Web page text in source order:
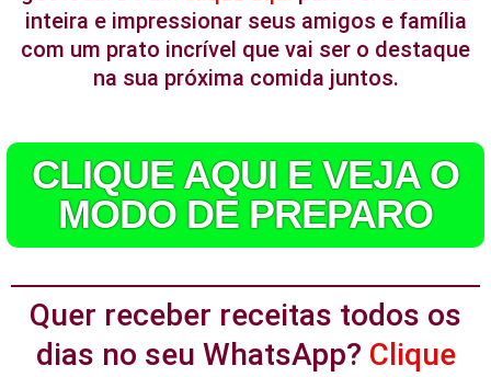
inteira e impressionar seus amigos e família
com um prato incrível que vai ser o destaque
na sua próxima comida juntos.
CLIQUE AQUI E VEJA O
MODO DE PREPARO
Quer receber receitas todos os
dias no seu WhatsApp? Clique